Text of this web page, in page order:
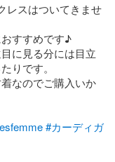
レスはついてきませ
すすめです♪
に見る分には目立
りです。
なのでご購入いか
#カーディガ